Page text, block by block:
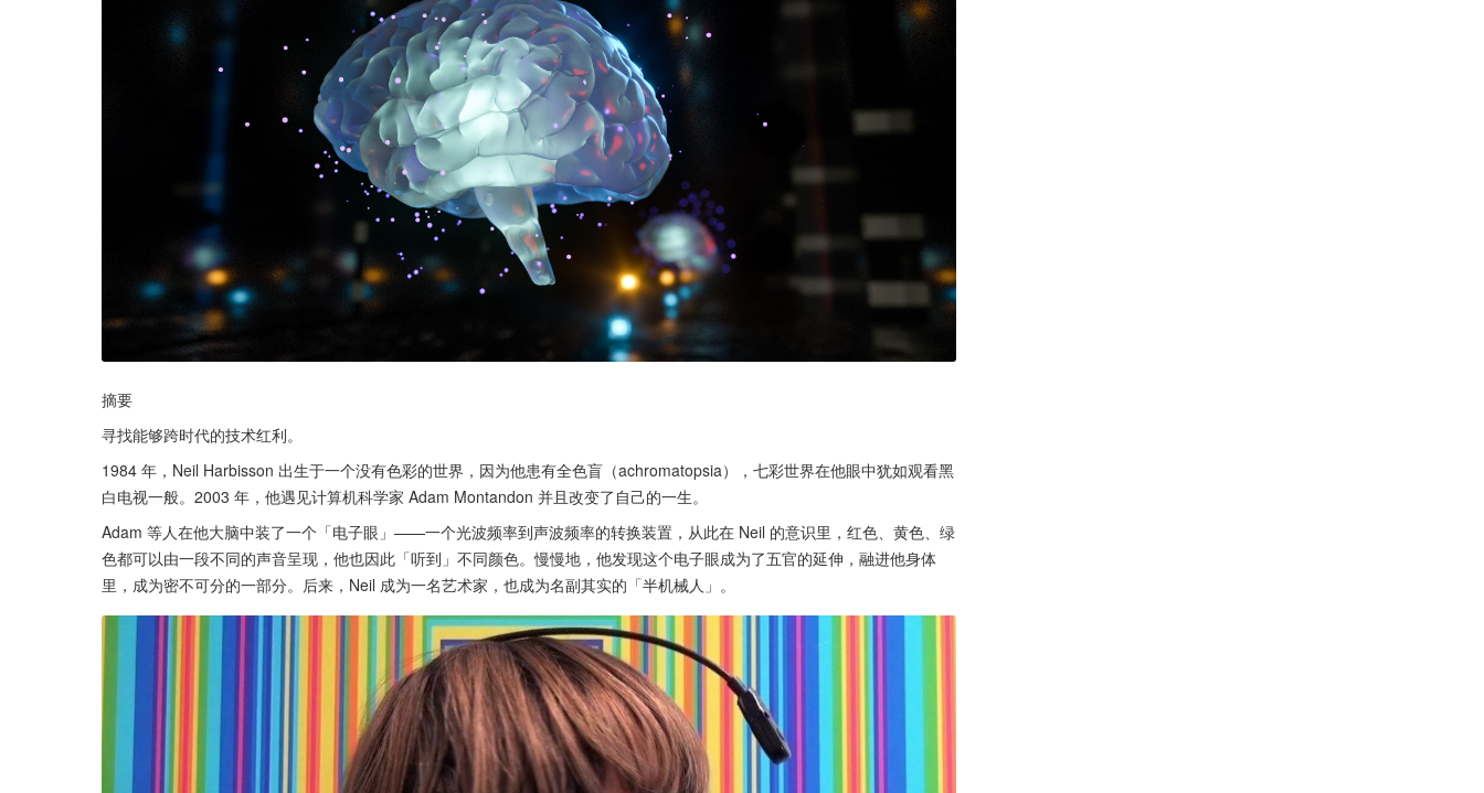
摘要
寻找能够跨时代的技术红利。
1984 年，Neil Harbisson 出生于一个没有色彩的世界，因为他患有全色盲（achromatopsia），七彩世界在他眼中犹如观看黑
Adam 等人在他大脑中装了一个「电子眼」——一个光波频率到声波频率的转换装置，从此在 Neil 的意识里，红色、黄色、绿
色都可以由一段不同的声音呈现，他也因此「听到」不同颜色。慢慢地，他发现这个电子眼成为了五官的延伸，融进他身体
里，成为密不可分的一部分。后来，Neil 成为一名艺术家，也成为名副其实的「半机械人」。